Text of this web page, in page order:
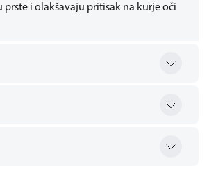
prste i olakšavaju pritisak na kurje oči